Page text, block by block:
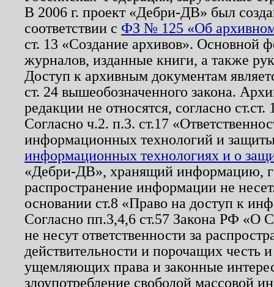
В 2006 г. проект «Дебри-ДВ» был
соответствии с ФЗ № 125 «Об
ст. 13 «Создание архивов». Основной
журналов, изданные книги, а также
Доступ к архивным документам
ст. 24 вышеобозначенного закона.
редакции не относятся, согласно
Согласно ч.2. п.3. ст.17
информационных технологий и
информационных технологиях и о
«Дебри-ДВ», хранящий информацию,
распространение информации не
основании ст.8 «Право на доступ к
Согласно пп.3,4,6 ст.57 Закона РФ «О
не несут ответственности за
действительности и порочащих честь
ущемляющих права и законные
злоупотребление свободой массовой